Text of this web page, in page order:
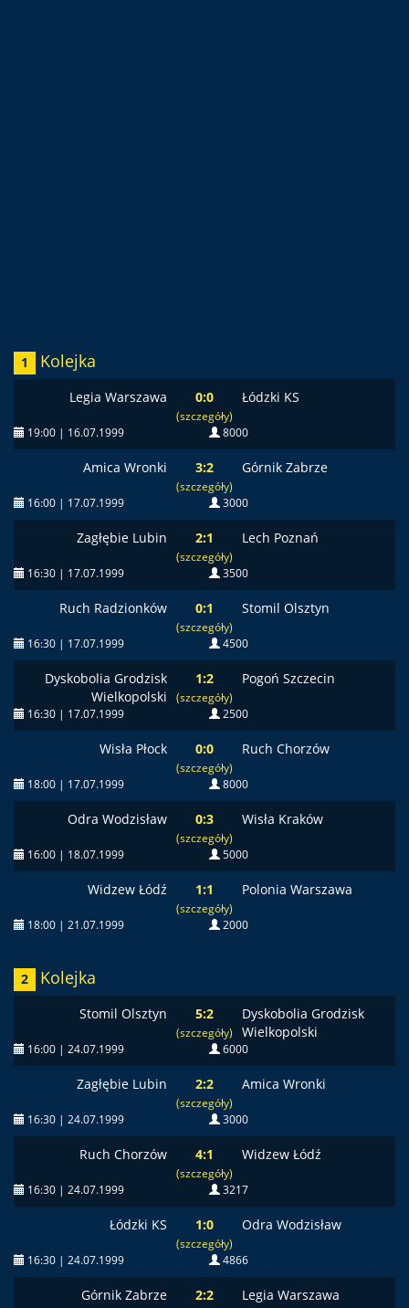
1 Kolejka
Legia Warszawa 0:0
(szczegóły)
Łódzki KS
19:00 | 16.07.1999 8000
Amica Wronki 3:2
(szczegóły)
Górnik Zabrze
16:00 | 17.07.1999 3000
Zagłębie Lubin 2:1
(szczegóły)
Lech Poznań
16:30 | 17.07.1999 3500
Ruch Radzionków 0:1
(szczegóły)
Stomil Olsztyn
16:30 | 17.07.1999 4500
Dyskobolia Grodzisk
Wielkopolski
1:2
(szczegóły)
Pogoń Szczecin
16:30 | 17.07.1999 2500
Wisła Płock 0:0
(szczegóły)
Ruch Chorzów
18:00 | 17.07.1999 8000
Odra Wodzisław 0:3
(szczegóły)
Wisła Kraków
16:00 | 18.07.1999 5000
Widzew Łódź 1:1
(szczegóły)
Polonia Warszawa
18:00 | 21.07.1999 2000
2 Kolejka
Stomil Olsztyn 5:2
(szczegóły)
Dyskobolia Grodzisk
Wielkopolski
16:00 | 24.07.1999 6000
Zagłębie Lubin 2:2
(szczegóły)
Amica Wronki
16:30 | 24.07.1999 3000
Ruch Chorzów 4:1
(szczegóły)
Widzew Łódź
16:30 | 24.07.1999 3217
Łódzki KS 1:0
(szczegóły)
Odra Wodzisław
16:30 | 24.07.1999 4866
Górnik Zabrze 2:2 Legia Warszawa